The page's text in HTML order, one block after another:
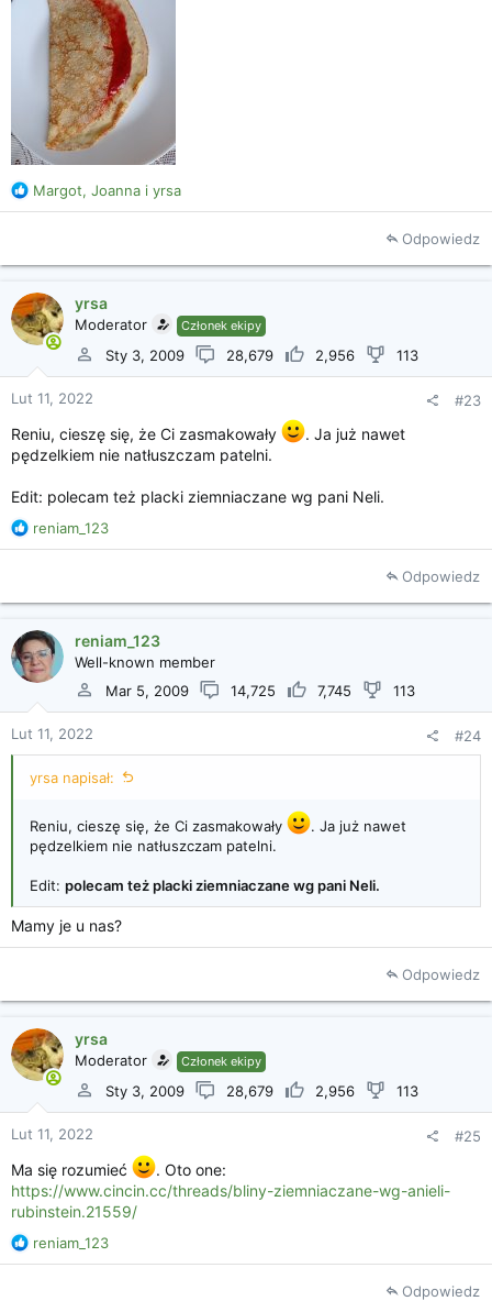
R
e
c
e
:
Margot, Joanna i yrsa
Odpowiedz
yrsa
Moderator Członek ekipy
Sty 3, 2009 28,679 2,956 113
Lut 11, 2022 #23
Reniu, cieszę się, że Ci zasmakowały
. Ja już nawet
pędzelkiem nie natłuszczam patelni.
Edit: polecam też placki ziemniaczane wg pani Neli.
R
e
c
e
:
reniam_123
Odpowiedz
reniam_123
Well-known member
Mar 5, 2009
14,725 7,745 113
Lut 11, 2022 #24
yrsa napisał:
Reniu, cieszę się, że Ci zasmakowały
. Ja już nawet
pędzelkiem nie natłuszczam patelni.
Edit: polecam też placki ziemniaczane wg pani Neli.
Mamy je u nas?
Odpowiedz
yrsa
Moderator Członek ekipy
Sty 3, 2009 28,679 2,956 113
Lut 11, 2022 #25
Ma się rozumieć
. Oto one:
https://www.cincin.cc/threads/bliny-ziemniaczane-wg-anieli-
rubinstein.21559/
R
e
reniam_123
Odpowiedz